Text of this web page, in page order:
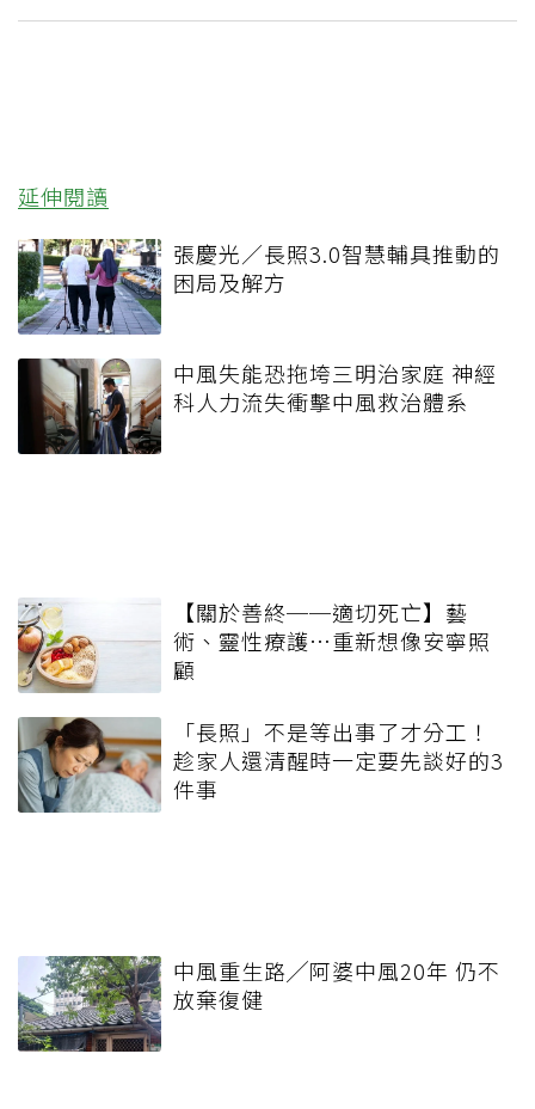
延伸閱讀
張慶光／長照3.0智慧輔具推動的
困局及解方
中風失能恐拖垮三明治家庭 神經
科人力流失衝擊中風救治體系
【關於善終──適切死亡】藝
術、靈性療護…重新想像安寧照
顧
「長照」不是等出事了才分工！
趁家人還清醒時一定要先談好的3
件事
中風重生路╱阿婆中風20年 仍不
放棄復健